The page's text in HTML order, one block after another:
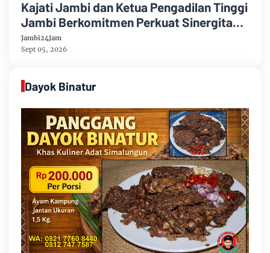
Kajati Jambi dan Ketua Pengadilan Tinggi
Jambi Berkomitmen Perkuat Sinergitas
Penegakan Hukum
Jambi24Jam
Sept 05, 2026
Dayok Binatur